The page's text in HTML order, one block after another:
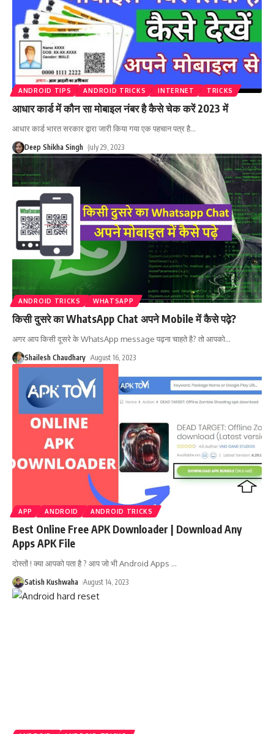
ANDROID TIPS ANDROID TRICKS INTERNET TRICKS
आधार कार्ड में कौन सा मोबाइल नंबर है कैसे चेक करें 2023 में
आधार कार्ड भारत सरकार द्वारा जारी किया गया एक पहचान पत्र है…
Deep Shikha Singh July 29, 2023
ANDROID TRICKS WHATSAPP
किसी दुसरे का WhatsApp Chat अपने Mobile में कैसे पढ़े?
अगर आप किसी दूसरे के WhatsApp message पढ़ना चाहते है? तो आपको…
Shailesh Chaudhary August 16, 2023
APP ANDROID ANDROID TRICKS
Best Online Free APK Downloader | Download Any
Apps APK File
दोस्तों ! क्या आपको पता है ? आप जो भी Android Apps …
Satish Kushwaha August 14, 2023